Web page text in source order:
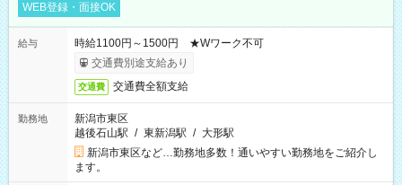
WEB登録・面接OK
給与
時給1100円～1500円 ★Wワーク不可
交通費別途支給あり
交通費 交通費全額支給
勤務地
新潟市東区
越後石山駅 / 東新潟駅 / 大形駅
新潟市東区など…勤務地多数！通いやすい勤務地をご紹介し
ます。